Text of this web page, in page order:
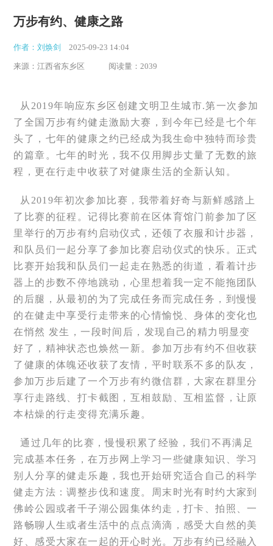
万步有约、健康之路
作者：刘焕剑 2025-09-23 14:04
来源：江西省东乡区 阅读量：2039
从2019年响应东乡区创建文明卫生城市.第一次参加
了全国万步有约健走激励大赛，到今年已经是七个年
头了，七年的健康之约已经成为我生命中独特而珍贵
的篇章。七年的时光，我不仅用脚步丈量了无数的旅
程，更在行走中收获了对健康生活的全新认知。
从2019年初次参加比赛，我带着好奇与新鲜感踏上
了比赛的征程。记得比赛前在区体育馆门前参加了区
里举行的万步有约启动仪式，还领了衣服和计步器，
和队员们一起分享了参加比赛启动仪式的快乐。正式
比赛开始我和队员们一起走在熟悉的街道，看着计步
器上的步数不停地跳动，心里想着我一定不能拖团队
的后腿，从最初的为了完成任务而完成任务，到慢慢
的在健走中享受行走带来的心情愉悦、身体的变化也
在悄然 发生，一段时间后，发现自己的精力明显变
好了，精神状态也焕然一新。参加万步有约不但收获
了健康的体魄还收获了友情，平时联系不多的队友，
参加万步后建了一个万步有约微信群，大家在群里分
享行走路线、打卡截图，互相鼓励、互相监督，让原
本枯燥的行走变得充满乐趣。
通过几年的比赛，慢慢积累了经验，我们不再满足
完成基本任务，在万步网上学习一些健康知识、学习
别人分享的健走乐趣，我也开始研究适合自己的科学
健走方法：调整步伐和速度。周末时光有时约大家到
佛岭公园或者千子湖公园集体约走，打卡、拍照、一
路畅聊人生或者生活中的点点滴滴，感受大自然的美
好、感受大家在一起的开心时光。万步有约已经融入